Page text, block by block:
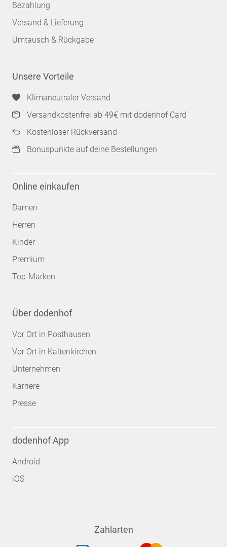
Bezahlung
Versand & Lieferung
Umtausch & Rückgabe
Unsere Vorteile
Klimaneutraler Versand
Versandkostenfrei ab 49€ mit dodenhof Card
Kostenloser Rückversand
Bonuspunkte auf deine Bestellungen
Online einkaufen
Damen
Herren
Kinder
Premium
Top-Marken
Über dodenhof
Vor Ort in Posthausen
Vor Ort in Kaltenkirchen
Unternehmen
Karriere
Presse
dodenhof App
Android
iOS
Zahlarten